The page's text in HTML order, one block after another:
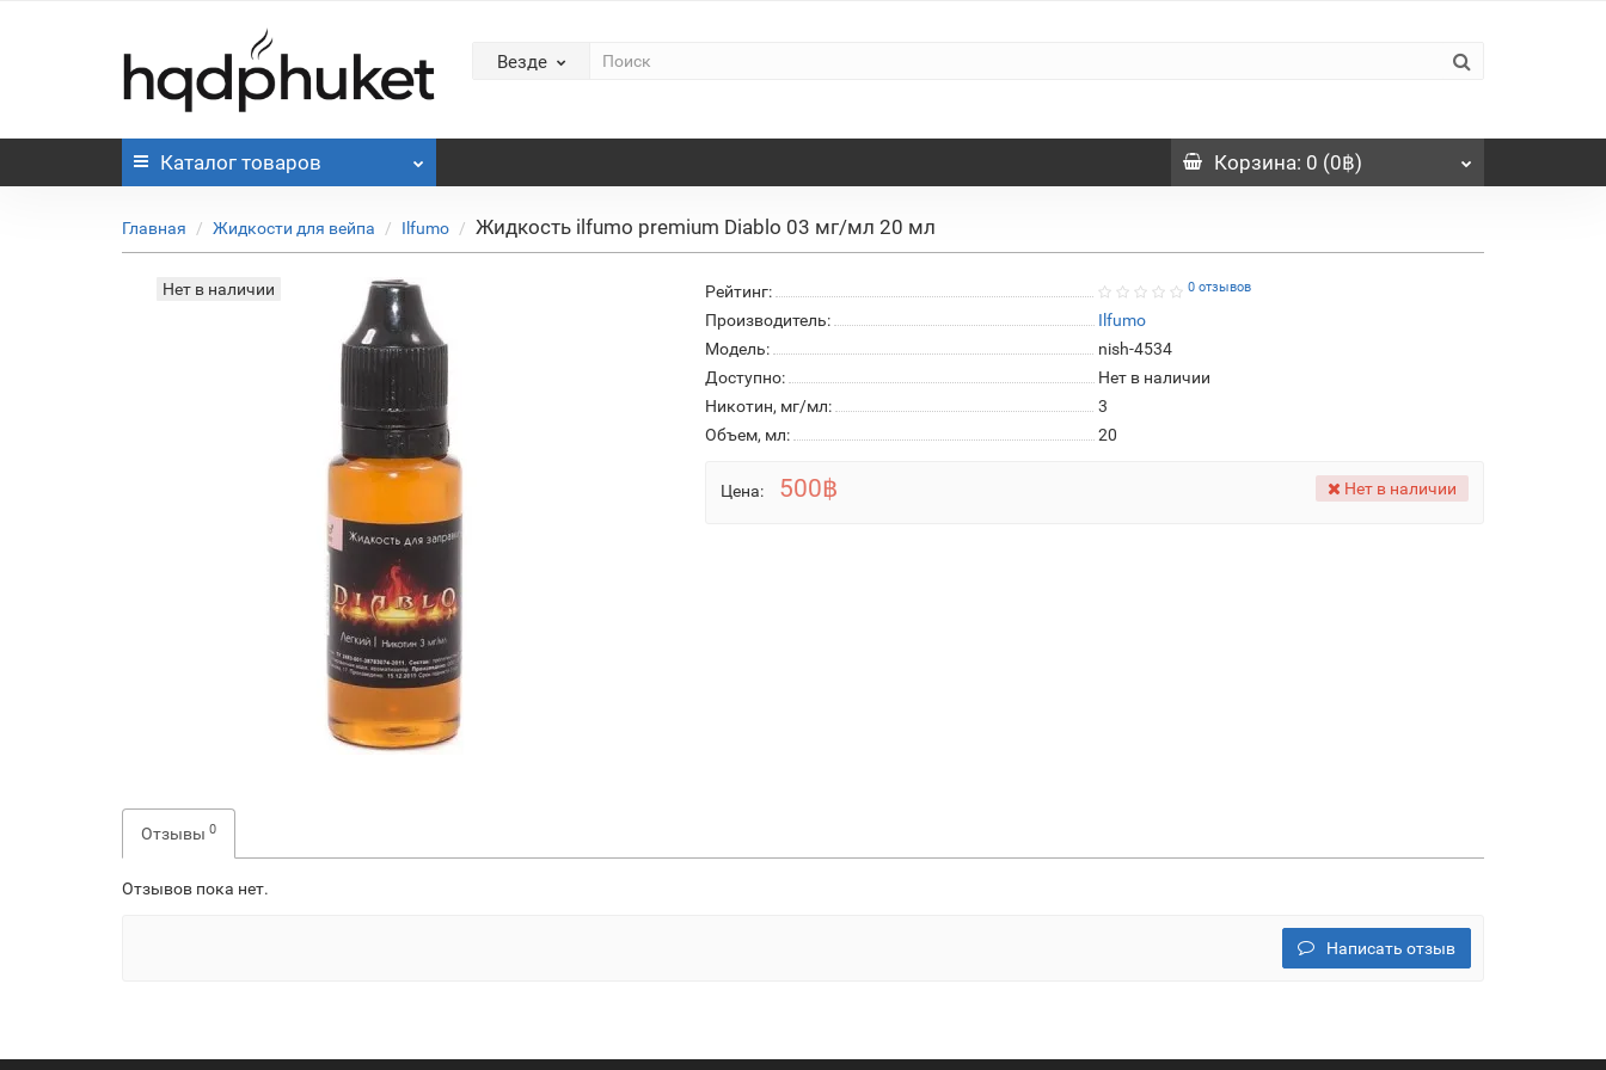
Везде
Каталог товаров Корзина: 0 (0฿)
Главная Жидкости для вейпа Ilfumo Жидкость ilfumo premium Diablo 03 мг/мл 20 мл
Нет в наличии Рейтинг: 0 отзывов
Производитель:
Ilfumo
Модель:
nish-4534
Доступно:
Нет в наличии
Никотин, мг/мл:
3
Объем, мл:
20
Цена: 500฿ Нет в наличии
Отзывы 0
Отзывов пока нет.
Написать отзыв